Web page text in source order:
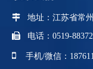
 地址：江苏省常
 电话：0519-
 手机/微信：